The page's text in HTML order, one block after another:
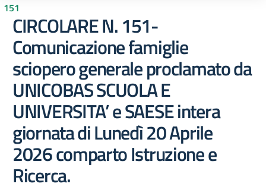
151
CIRCOLARE N. 151-
Comunicazione famiglie
sciopero generale proclamato da
UNICOBAS SCUOLA E
UNIVERSITA’ e SAESE intera
giornata di Lunedì 20 Aprile
2026 comparto Istruzione e
Ricerca.